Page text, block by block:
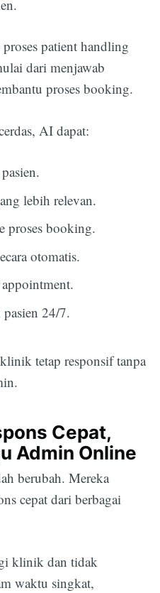
patient handling
dari menjawab
proses booking.
AI dapat:
lebih relevan.
proses booking.
otomatis.
24/7.
tetap responsif tanpa
Cepat,
Admin Online
berubah. Mereka
cepat dari berbagai
klinik dan tidak
waktu singkat,